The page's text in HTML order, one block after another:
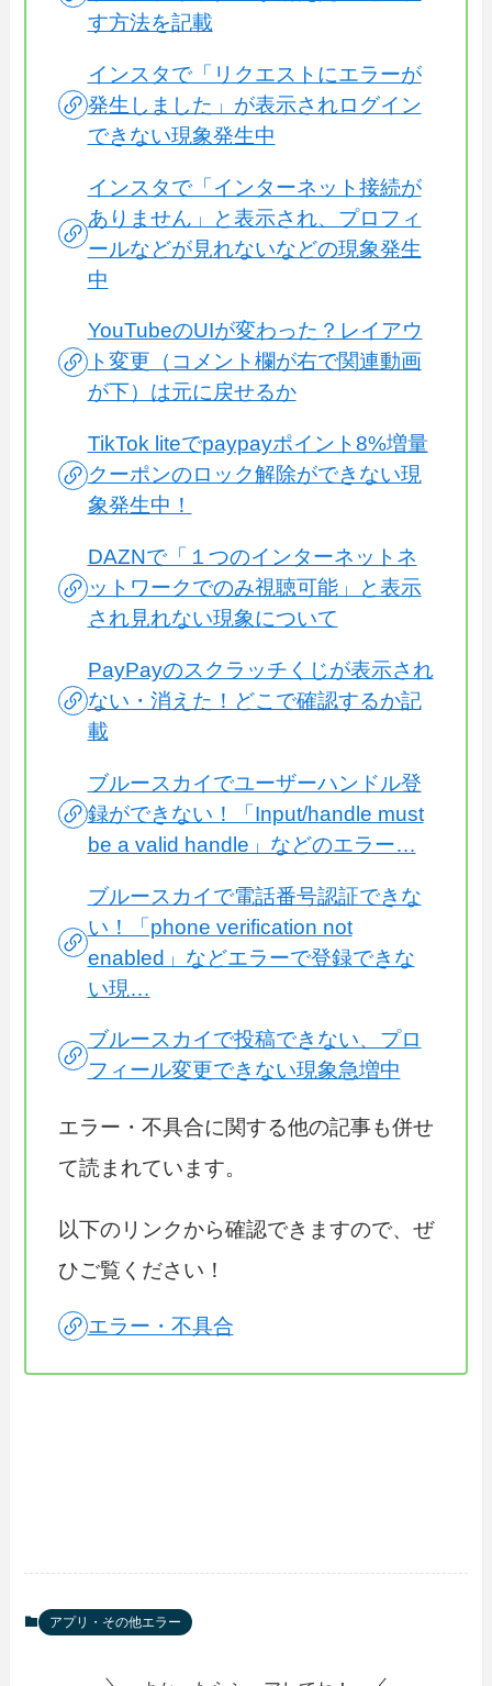
す方法を記載
インスタで「リクエストにエラーが
発生しました」が表示されログイン
できない現象発生中
インスタで「インターネット接続が
ありません」と表示され、プロフィ
ールなどが見れないなどの現象発生
中
YouTubeのUIが変わった？レイアウ
ト変更（コメント欄が右で関連動画
が下）は元に戻せるか
TikTok liteでpaypayポイント8%増量
クーポンのロック解除ができない現
象発生中！
DAZNで「１つのインターネットネ
ットワークでのみ視聴可能」と表示
され見れない現象について
PayPayのスクラッチくじが表示され
ない・消えた！どこで確認するか記
載
ブルースカイでユーザーハンドル登
録ができない！「Input/handle must
be a valid handle」などのエラー…
ブルースカイで電話番号認証できな
い！「phone verification not
enabled」などエラーで登録できな
い現…
ブルースカイで投稿できない、プロ
フィール変更できない現象急増中
エラー・不具合に関する他の記事も併せ
て読まれています。
以下のリンクから確認できますので、ぜ
ひご覧ください！
エラー・不具合
アプリ・その他エラー